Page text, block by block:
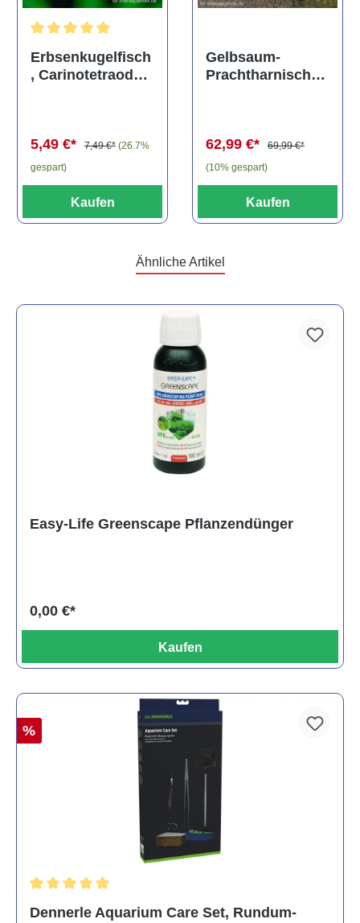
Erbsenkugelfisch
, Carinotetraodon
5,49 €* 7,49 €* (26.7%
gespart)
Kaufen
Gelbsaum-
Prachtharnischw
62,99 €*
69,99 €*
(10% gespart)
Kaufen
Ähnliche Artikel
Easy-Life Greenscape Pflanzendünger
0,00 €*
Kaufen
%
Dennerle Aquarium Care Set, Rundum-